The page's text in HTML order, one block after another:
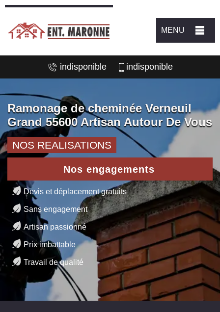
MENU
indisponible indisponible
Ramonage de cheminée Verneuil
Grand 55600 Artisan Autour De Vous
NOS REALISATIONS
Nos engagements
Devis et déplacement gratuits
Sans engagement
Artisan passionné
Prix imbattable
Travail de qualité